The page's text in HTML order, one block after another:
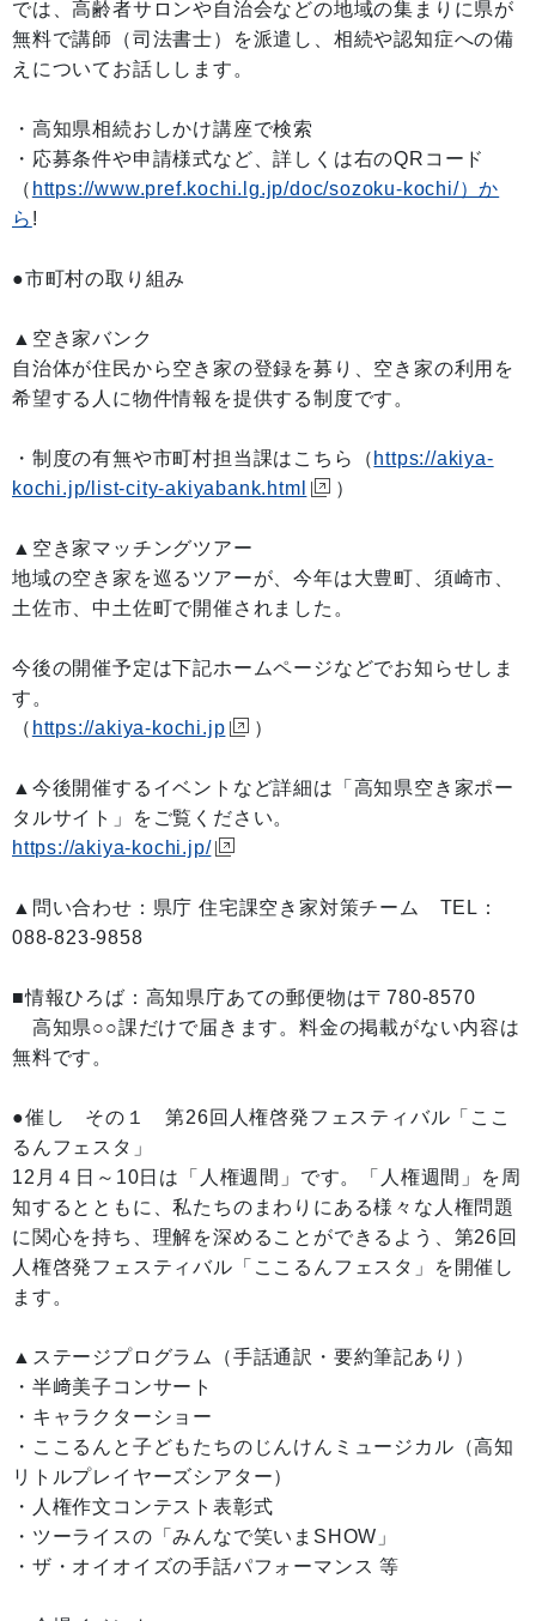
では、高齢者サロンや自治会などの地域の集まりに県が
無料で講師（司法書士）を派遣し、相続や認知症への備
えについてお話しします。
・高知県相続おしかけ講座で検索
・応募条件や申請様式など、詳しくは右のQRコード
（ https://www.pref.kochi.lg.jp/doc/sozoku-kochi/）か
ら !
●市町村の取り組み
▲空き家バンク
自治体が住民から空き家の登録を募り、空き家の利用を
希望する人に物件情報を提供する制度です。
・制度の有無や市町村担当課はこちら（ https://akiya-
kochi.jp/list-city-akiyabank.html
）
▲空き家マッチングツアー
地域の空き家を巡るツアーが、今年は大豊町、須崎市、
土佐市、中土佐町で開催されました。
今後の開催予定は下記ホームページなどでお知らせしま
す。
（ https://akiya-kochi.jp ）
▲今後開催するイベントなど詳細は「高知県空き家ポー
タルサイト」をご覧ください。
https://akiya-kochi.jp/
▲問い合わせ：県庁 住宅課空き家対策チーム TEL：
088-823-9858
■情報ひろば：高知県庁あての郵便物は〒780-8570
高知県○○課だけで届きます。料金の掲載がない内容は
無料です。
●催し その１ 第26回人権啓発フェスティバル「ここ
るんフェスタ」
12月４日～10日は「人権週間」です。「人権週間」を周
知するとともに、私たちのまわりにある様々な人権問題
に関心を持ち、理解を深めることができるよう、第26回
人権啓発フェスティバル「ここるんフェスタ」を開催し
ます。
▲ステージプログラム（手話通訳・要約筆記あり）
・半﨑美子コンサート
・キャラクターショー
・ここるんと子どもたちのじんけんミュージカル（高知
リトルプレイヤーズシアター）
・人権作文コンテスト表彰式
・ツーライスの「みんなで笑いまSHOW」
・ザ・オイオイズの手話パフォーマンス 等